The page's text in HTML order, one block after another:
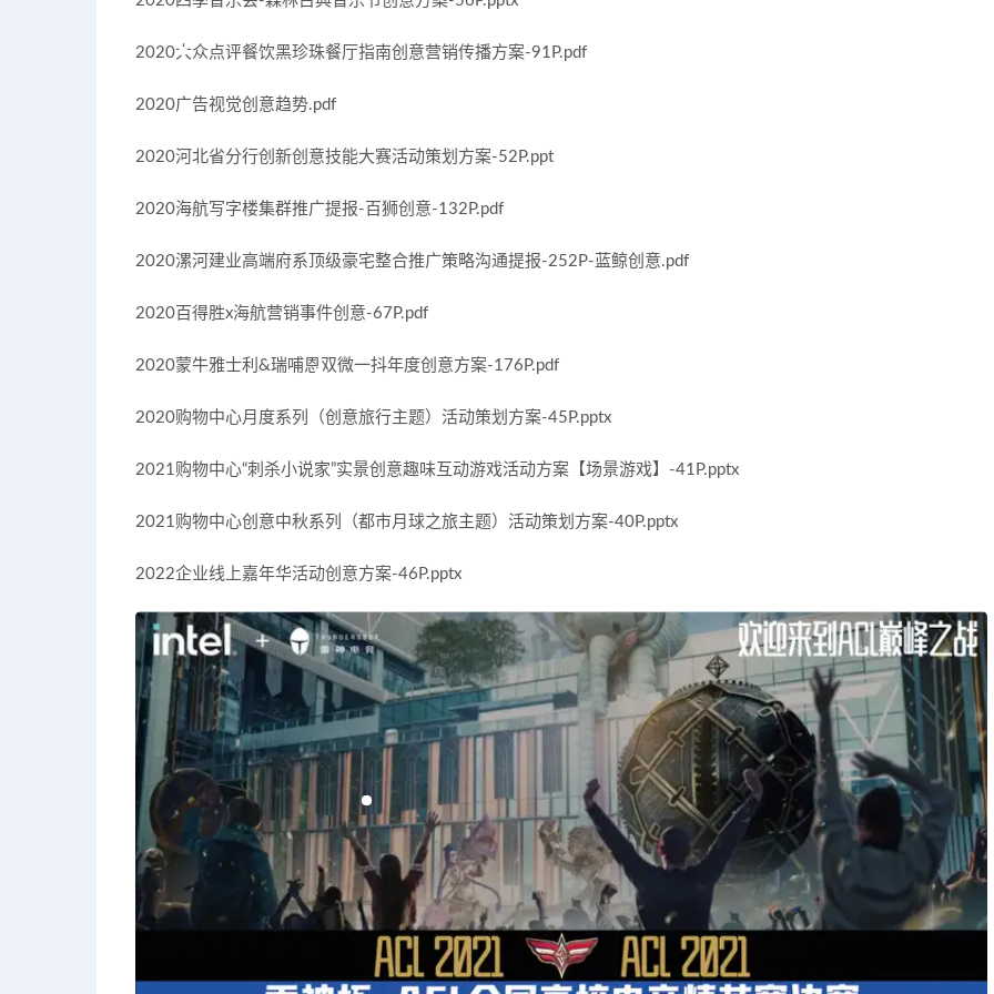
2020大众点评餐饮黑珍珠餐厅指南创意营销传播方案-91P.pdf
2020广告视觉创意趋势.pdf
2020河北省分行创新创意技能大赛活动策划方案-52P.ppt
2020海航写字楼集群推广提报-百狮创意-132P.pdf
2020漯河建业高端府系顶级豪宅整合推广策略沟通提报-252P-蓝鲸创意.pdf
2020百得胜x海航营销事件创意-67P.pdf
2020蒙牛雅士利&瑞哺恩双微一抖年度创意方案-176P.pdf
2020购物中心月度系列（创意旅行主题）活动策划方案-45P.pptx
2021购物中心“刺杀小说家”实景创意趣味互动游戏活动方案【场景游戏】-41P.pptx
2021购物中心创意中秋系列（都市月球之旅主题）活动策划方案-40P.pptx
2022企业线上嘉年华活动创意方案-46P.pptx